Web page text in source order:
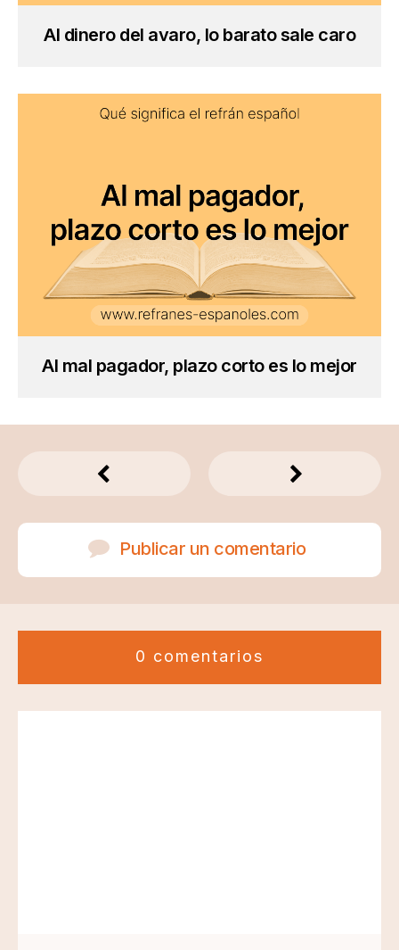
Al dinero del avaro, lo barato sale caro
Al mal pagador, plazo corto es lo mejor
Publicar un comentario
0 comentarios